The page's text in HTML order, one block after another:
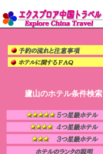
廬山のホテル条件検索